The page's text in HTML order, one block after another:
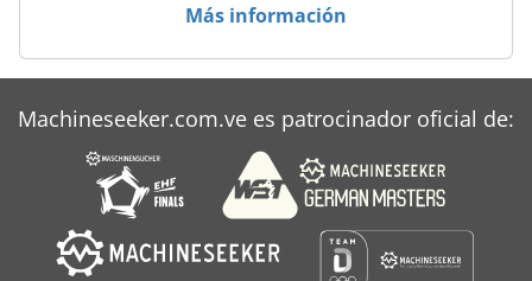
Más información
Machineseeker.com.ve es patrocinador oficial de: